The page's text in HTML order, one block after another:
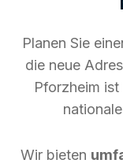
Planen Sie
die neue
Pforzheim ist
Wir bieten